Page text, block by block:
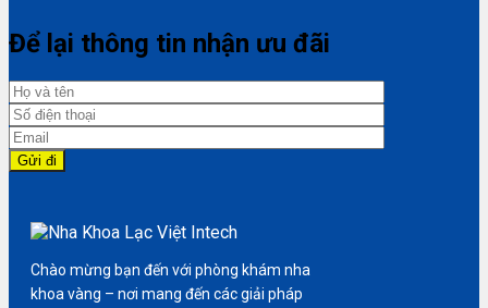
Để lại thông tin nhận ưu đãi
Chào mừng bạn đến với phòng khám nha
khoa vàng – nơi mang đến các giải pháp